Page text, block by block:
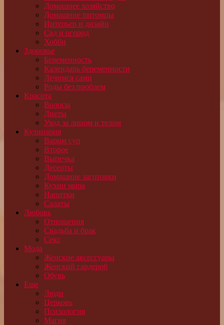
Домашнее хозяйство
Домашние питомцы
Интерьер и дизайн
Сад и огород
Хобби
Здоровье
Беременность
Календарь беременности
Лечимся сами
Роды без проблем
Красота
Волосы
Диеты
Уход за лицом и телом
Кулинария
Варим суп
Второе
Выпечка
Десерты
Домашние заготовки
Кухни мира
Напитки
Салаты
Любовь
Отношения
Свадьба и брак
Секс
Мода
Женские аксессуары
Женский гардероб
Обувь
Еще
Люди
Церковь
Психология
Магия